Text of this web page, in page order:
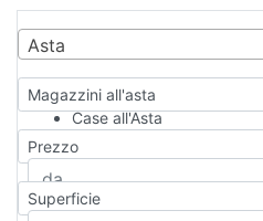
Asta
Magazzini all'asta
Case all'Asta
Qualsiasi
Appartamento
Casa indipendente
Casa Semi-indipendente
Prezzo
Superficie